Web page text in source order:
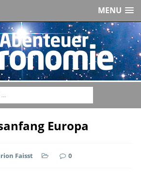
MENU
Europa
Faisst 0